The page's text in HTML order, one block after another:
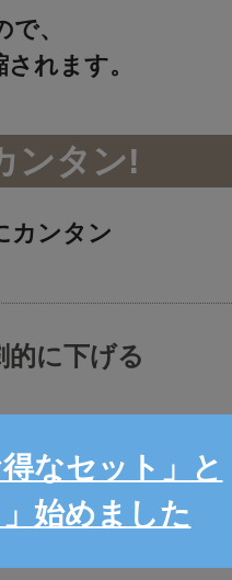
、
れます。
ンタン!
カンタン
的に下げる
なセット」と
始めました